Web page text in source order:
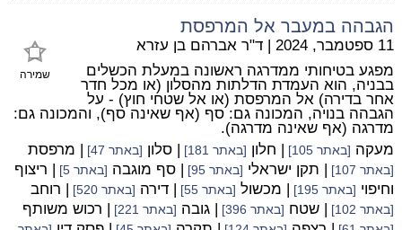
הגבהה במעבר אל המרפסת
שמירה
11 ספטמבר, 2024 | ד"ר אברהם בן עזרא
מפגע בטיחותי ממדרגה ראשונה במעלת הכשלים
בבניה, הוא העמדת הדלתות מהסלון (או מכל חדר
אחר בדירה) אל המרפסת (או אל שטחי חוץ) - על
הגבהה בנויה, המכונה גם: סף (אף שאינה סף), והמכונה גם:
מדרגה (אף שאינה מדרגה).
מעקה [באתר 105] | חלון [באתר 181] | סלון [באתר 47] | מרפסת
[באתר 107] | תקן ישראלי [באתר 95] | סף מוגבה [באתר 5]
| ריצוף
וחיפוי [באתר 195] | מכשול [באתר 55] | דירה [באתר 520] | רוחב
[באתר 102] | שטח [באתר 396] | גובה [באתר 221] | רכוש משותף